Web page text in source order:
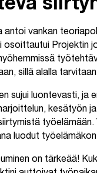
antoi vankan
osoittautui Projektin
sillä alalla
sujui luontevasti, ja
kesätyön
luodut
on tärkeää!